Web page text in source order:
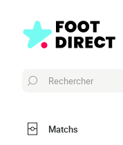
Rechercher
Matchs